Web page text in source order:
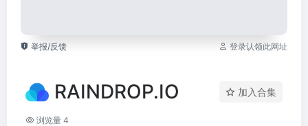
举报/反馈 登录认领此网址
RAINDROP.IO 加入合集
浏览量 4